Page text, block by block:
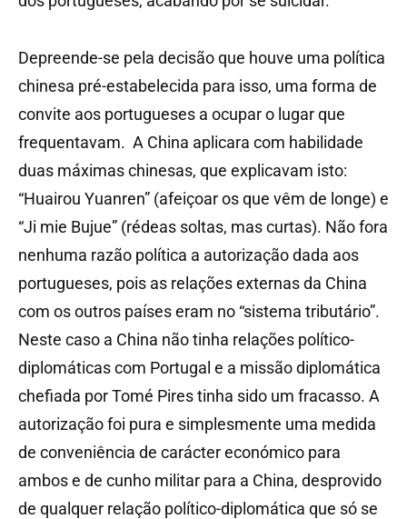
Depreende-se pela decisão que houve uma política
chinesa pré-estabelecida para isso, uma forma de
convite aos portugueses a ocupar o lugar que
frequentavam. A China aplicara com habilidade
duas máximas chinesas, que explicavam isto:
“Huairou Yuanren” (afeiçoar os que vêm de longe) e
“Ji mie Bujue” (rédeas soltas, mas curtas). Não fora
nenhuma razão política a autorização dada aos
portugueses, pois as relações externas da China
com os outros países eram no “sistema tributário”.
Neste caso a China não tinha relações político-
diplomáticas com Portugal e a missão diplomática
chefiada por Tomé Pires tinha sido um fracasso. A
autorização foi pura e simplesmente uma medida
de conveniência de carácter económico para
ambos e de cunho militar para a China, desprovido
de qualquer relação político-diplomática que só se